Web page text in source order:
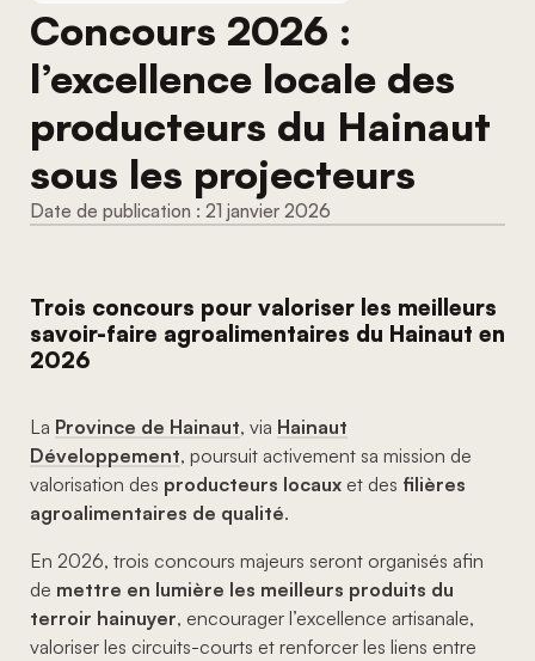
Concours 2026 :
l’excellence locale des
producteurs du Hainaut
sous les projecteurs
21 janvier 2026
Trois concours pour valoriser les meilleurs
savoir-faire agroalimentaires du Hainaut en
2026
La Province de Hainaut, via Hainaut
Développement, poursuit activement sa mission de
valorisation des producteurs locaux et des filières
agroalimentaires de qualité.
En 2026, trois concours majeurs seront organisés afin
de mettre en lumière les meilleurs produits du
terroir hainuyer, encourager l’excellence artisanale,
valoriser les circuits-courts et renforcer les liens entre